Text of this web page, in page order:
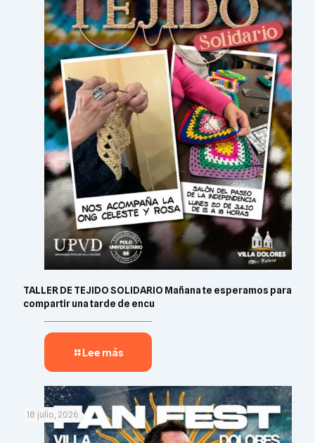
TALLER DE TEJIDO SOLIDARIO Mañana te esperamos para
compartir una tarde de encu
Lee más
18 julio, 2026